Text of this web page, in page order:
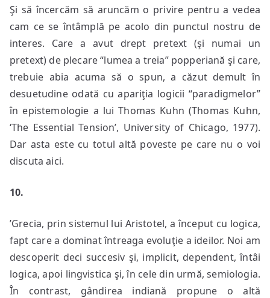
Şi să încercăm să aruncăm o privire pentru a vedea
cam ce se întâmplă pe acolo din punctul nostru de
interes. Care a avut drept pretext (şi numai un
pretext) de plecare “lumea a treia” popperiană şi care,
trebuie abia acuma să o spun, a căzut demult în
desuetudine odată cu apariţia logicii “paradigmelor”
în epistemologie a lui Thomas Kuhn (Thomas Kuhn,
‘The Essential Tension’, University of Chicago, 1977).
Dar asta este cu totul altă poveste pe care nu o voi
discuta aici.
10.
’Grecia, prin sistemul lui Aristotel, a început cu logica,
fapt care a dominat întreaga evoluţie a ideilor. Noi am
descoperit deci succesiv şi, implicit, dependent, întâi
logica, apoi lingvistica şi, în cele din urmă, semiologia.
În contrast, gândirea indiană propune o altă